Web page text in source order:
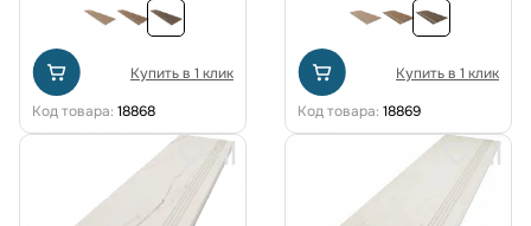
Купить в 1 клик
Код товара: 18868
Купить в 1 клик
Код товара: 18869